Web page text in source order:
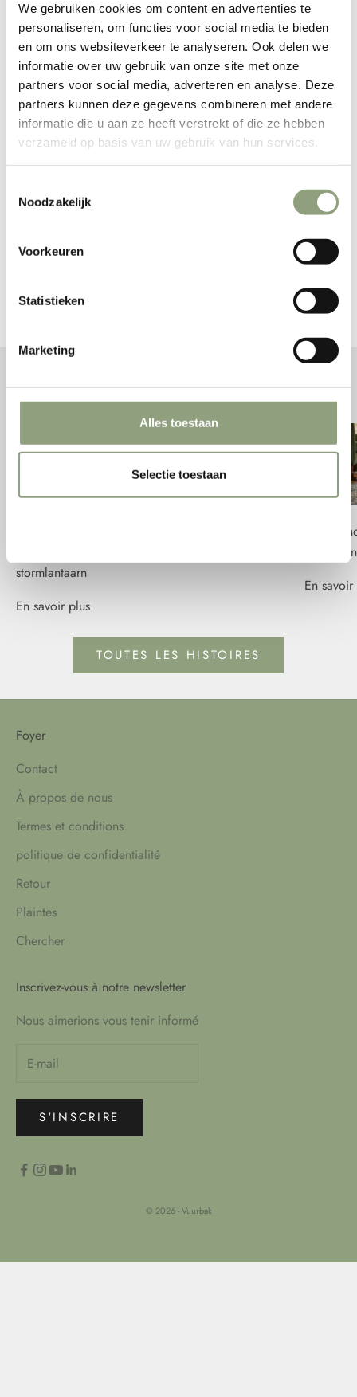
We gebruiken cookies om content en advertenties te
personaliseren, om functies voor social media te bieden
en om ons websiteverkeer te analyseren. Ook delen we
informatie over uw gebruik van onze site met onze
partners voor social media, adverteren en analyse. Deze
partners kunnen deze gegevens combineren met andere
informatie die u aan ze heeft verstrekt of die ze hebben
verzameld op basis van uw gebruik van hun services.
Noodzakelijk
Voorkeuren
Statistieken
Marketing
Alles toestaan
Selectie toestaan
DESCRIPTION
Ce support sous vide est très pratique dans une casserole,
un récipient à eau ou un récipient sous vide. Avec la taille
de 16 x 16, vous pouvez facilement sécuriser votre vaisselle
dans le panier.
Le support sous vide Wartmann® convient à un Réservoir
d'eau de 12 litres (GN 1/2), laissant suffisamment d'espace
Le support offre de la place pour 4 sacs sous vide. La grille
qu'ils puissent cuire plus uniformément.
Facile à nettoyer car il est en vrac dans le récipient
Facile à utiliser pour garder les produits sous l'eau
Histoires de feu
stormlantaarn
En savoir plus
En
TOUTES LES HISTOIRES
Foyer
Contact
À propos de nous
Termes et conditions
politique de confidentialité
Retour
Plaintes
Chercher
Inscrivez-vous à notre newsletter
Nous aimerions vous tenir informé
S'INSCRIRE
© 2026 - Vuurbak